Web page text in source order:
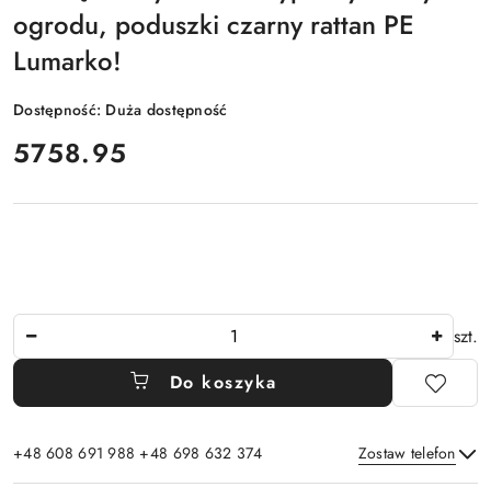
ogrodu, poduszki czarny rattan PE
Lumarko!
Dostępność: Duża dostępność
cena:
5758.95
szt.
Do koszyka
+48 608 691 988 +48 698 632 374 Zostaw telefon